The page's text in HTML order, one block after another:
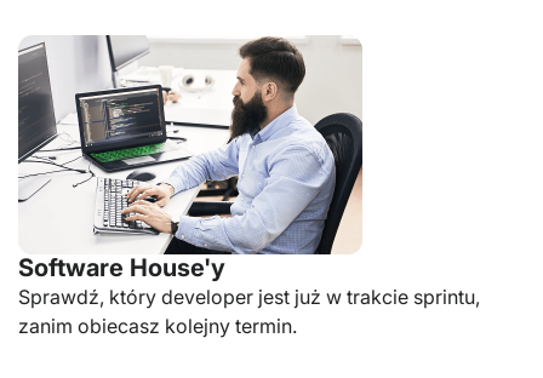
Software House'y
Sprawdź, który developer jest już w trakcie sprintu,
zanim obiecasz kolejny termin.